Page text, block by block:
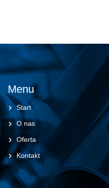
Menu
Start
O nas
Oferta
Kontakt